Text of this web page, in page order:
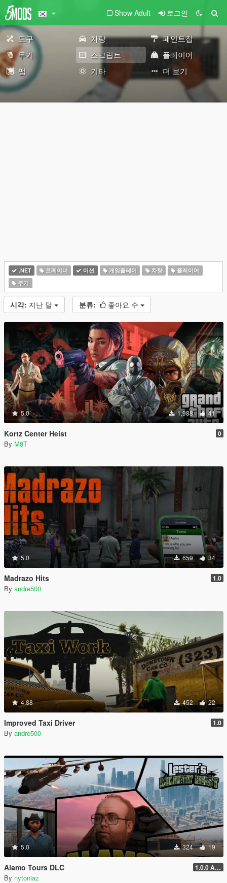
Show Adult 로그인
도구 차량
페인트잡
무기
스크립트
플레이어
맵
기타 더 보기
.NET 트레이너 미션 게임플레이 차량
플레이어
무기
시각: 지난 달 분류: 좋아요 수
5.0 1,988 41
Kortz Center Heist 0
By M8T
5.0 659 34
Madrazo Hits 1.0
By andre500
4.88 452 22
Improved Taxi Driver 1.0
By andre500
5.0 324 19
Alamo Tours DLC 1.0.0 Alpha
By nytoniaz